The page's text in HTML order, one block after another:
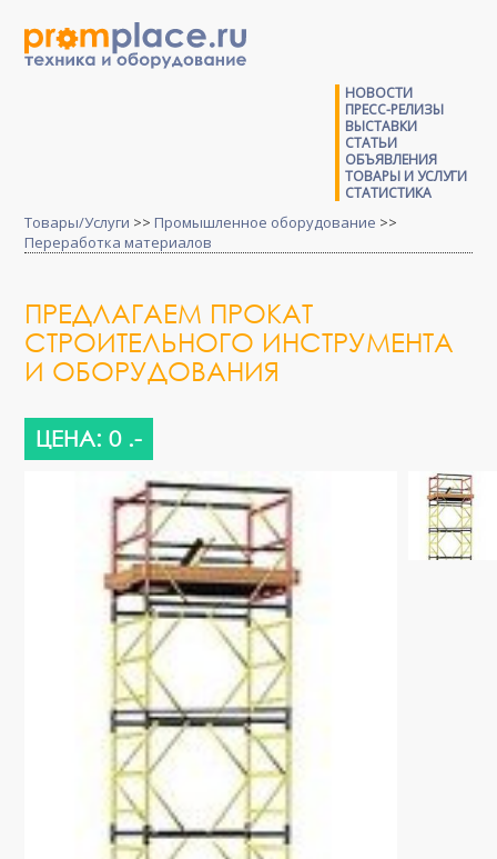
НОВОСТИ
ПРЕСС-РЕЛИЗЫ
ВЫСТАВКИ
СТАТЬИ
ОБЪЯВЛЕНИЯ
ТОВАРЫ И УСЛУГИ
СТАТИСТИКА
Товары/Услуги >> Промышленное оборудование >>
Переработка материалов
ПРЕДЛАГАЕМ ПРОКАТ
СТРОИТЕЛЬНОГО ИНСТРУМЕНТА
И ОБОРУДОВАНИЯ
ЦЕНА: 0 .-